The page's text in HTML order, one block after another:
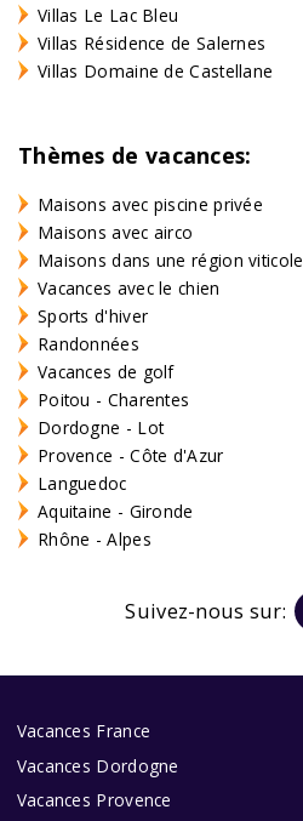
Villas Le Lac Bleu
Villas Résidence de Salernes
Villas Domaine de Castellane
Thèmes de vacances:
Maisons avec piscine privée
Maisons avec airco
Maisons dans une région viticole
Vacances avec le chien
Sports d'hiver
Randonnées
Vacances de golf
Poitou - Charentes
Dordogne - Lot
Provence - Côte d'Azur
Languedoc
Aquitaine - Gironde
Rhône - Alpes
Suivez-nous sur:
Vacances France
Vacances Dordogne
Vacances Provence